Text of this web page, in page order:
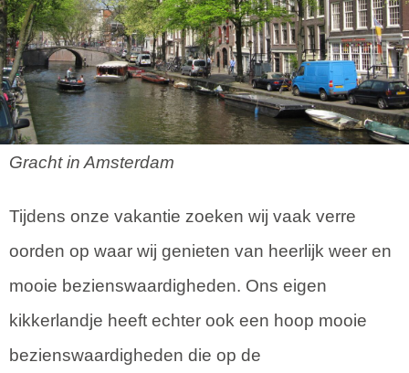
Gracht in Amsterdam
Tijdens onze vakantie zoeken wij vaak verre
oorden op waar wij genieten van heerlijk weer en
mooie bezienswaardigheden. Ons eigen
kikkerlandje heeft echter ook een hoop mooie
bezienswaardigheden die op de